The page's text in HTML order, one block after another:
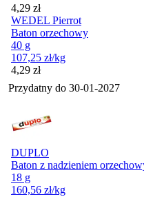
Cena
4,29 zł
WEDEL Pierrot
Baton orzechowy
40 g
107,25 zł/kg
Cena
4,29 zł
Przydatny do 30-01-2027
DUPLO
Baton z nadzieniem
18 g
160,56 zł/kg